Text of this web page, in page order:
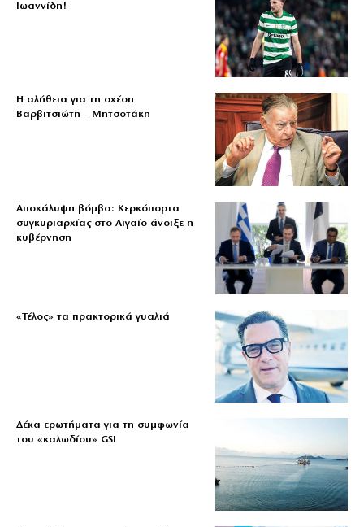
Ιωαννίδη!
Η αλήθεια για τη σχέση
Βαρβιτσιώτη – Μητσοτάκη
Αποκάλυψη βόμβα: Κερκόπορτα
συγκυριαρχίας στο Αιγαίο άνοιξε η
κυβέρνηση
«Τέλος» τα πρακτορικά γυαλιά
Δέκα ερωτήματα για τη συμφωνία
του «καλωδίου» GSI